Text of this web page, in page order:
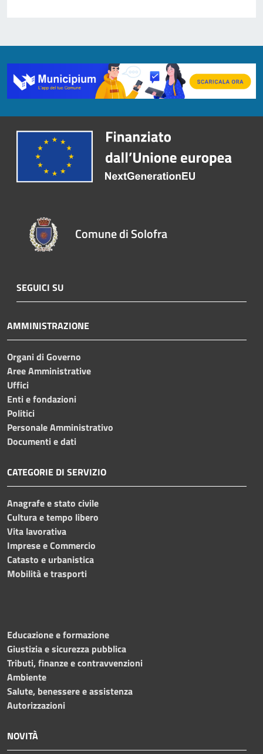
Comune di Solofra
SEGUICI SU
AMMINISTRAZIONE
Organi di Governo
Aree Amministrative
Uffici
Enti e fondazioni
Politici
Personale Amministrativo
Documenti e dati
CATEGORIE DI SERVIZIO
Anagrafe e stato civile
Cultura e tempo libero
Vita lavorativa
Imprese e Commercio
Catasto e urbanistica
Mobilità e trasporti
Educazione e formazione
Giustizia e sicurezza pubblica
Tributi, finanze e contravvenzioni
Ambiente
Salute, benessere e assistenza
Autorizzazioni
NOVITÀ